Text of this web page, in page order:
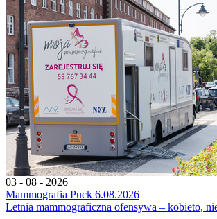
03 - 08 - 2026
Mammografia Puck 6.08.2026
Letnia mammograficzna ofensywa – kobieto,